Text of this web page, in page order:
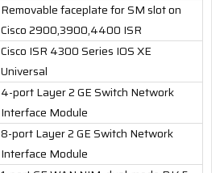
Removable faceplate for SM slot on
Cisco 2900,3900,4400 ISR
Cisco ISR 4300 Series IOS XE
Universal
4-port Layer 2 GE Switch Network
Interface Module
8-port Layer 2 GE Switch Network
Interface Module